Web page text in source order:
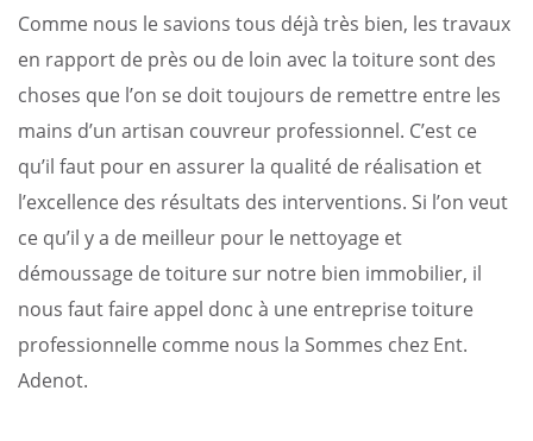
Comme nous le savions tous déjà très bien, les travaux
en rapport de près ou de loin avec la toiture sont des
choses que l’on se doit toujours de remettre entre les
mains d’un artisan couvreur professionnel. C’est ce
qu’il faut pour en assurer la qualité de réalisation et
l’excellence des résultats des interventions. Si l’on veut
ce qu’il y a de meilleur pour le nettoyage et
démoussage de toiture sur notre bien immobilier, il
nous faut faire appel donc à une entreprise toiture
professionnelle comme nous la Sommes chez Ent.
Adenot.